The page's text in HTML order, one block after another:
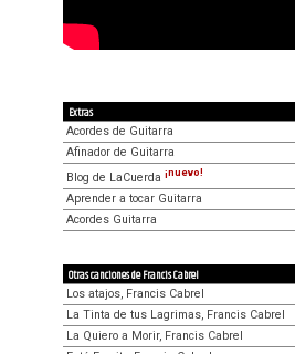
Extras
Acordes de Guitarra
Afinador de Guitarra
Blog de LaCuerda ¡nuevo!
Aprender a tocar Guitarra
Acordes Guitarra
Otras canciones de Francis Cabrel
Los atajos, Francis Cabrel
La Tinta de tus Lagrimas, Francis Cabrel
La Quiero a Morir, Francis Cabrel